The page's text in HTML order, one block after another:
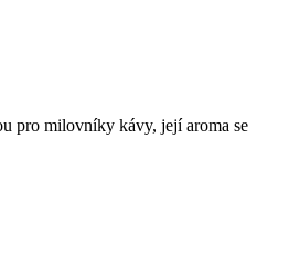
pro milovníky kávy, její aroma se